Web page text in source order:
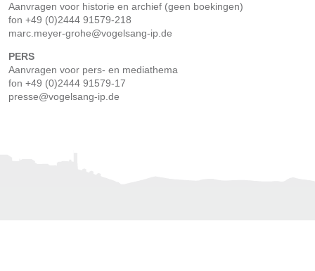
Aanvragen voor historie en archief (geen boekingen)
fon +49 (0)2444 91579-218
marc.meyer-grohe@vogelsang-ip.de
PERS
Aanvragen voor pers- en mediathema
fon +49 (0)2444 91579-17
presse@vogelsang-ip.de